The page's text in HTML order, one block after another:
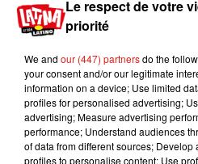
ans.
la primera dama
Google. Fabiola Yáñez
contra el buscador de
de su nombre y su
https://t.co/
pic.twitter.com/
Le respect de votre
priorité
We and our (447) partnersdo the
your consent and/or our legitimate
information on a device; Use limited
profiles for personalised advertising;
advertising; Measure advertising
performance; Understand audiences
of data from different sources;
profiles to personalise content; Use